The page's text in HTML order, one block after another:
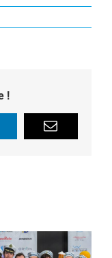
!
Email